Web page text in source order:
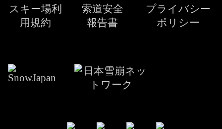
スキー場利
用規約
索道安全
報告書
プライバシー
ポリシー